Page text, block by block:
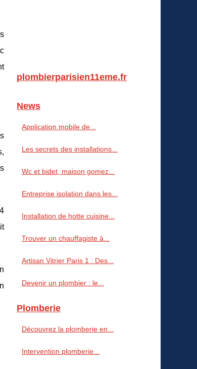
plombierparisien11eme.fr
News
Application mobile de...
Les secrets des installations...
Wc et bidet, maison gomez...
Entreprise isolation dans les...
Installation de hotte cuisine...
Trouver un chauffagiste à...
Artisan Vitrier Paris 1 : Des...
Devenir un plombier : le...
Plomberie
Découvrez la plomberie en...
Intervention plomberie...